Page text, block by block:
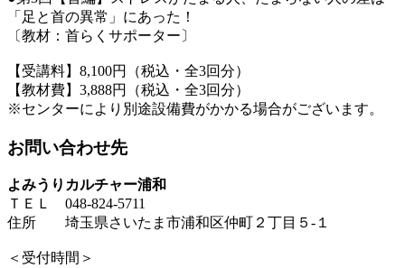
「足と首の異常」にあった！
〔教材：首らくサポーター〕
【受講料】8,100円（税込・全3回分）
【教材費】3,888円（税込・全3回分）
※センターにより別途設備費がかかる場合がございます。
お問い合わせ先
よみうりカルチャー浦和
ＴＥＬ 048-824-5711
住所 埼玉県さいたま市浦和区仲町２丁目５-１
＜受付時間＞